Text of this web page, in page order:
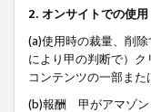
2. オンサイトでの使用
(a)使用時の裁量、削
により甲の判断で）
コンテンツの一部ま
(b)報酬 甲がアマゾン